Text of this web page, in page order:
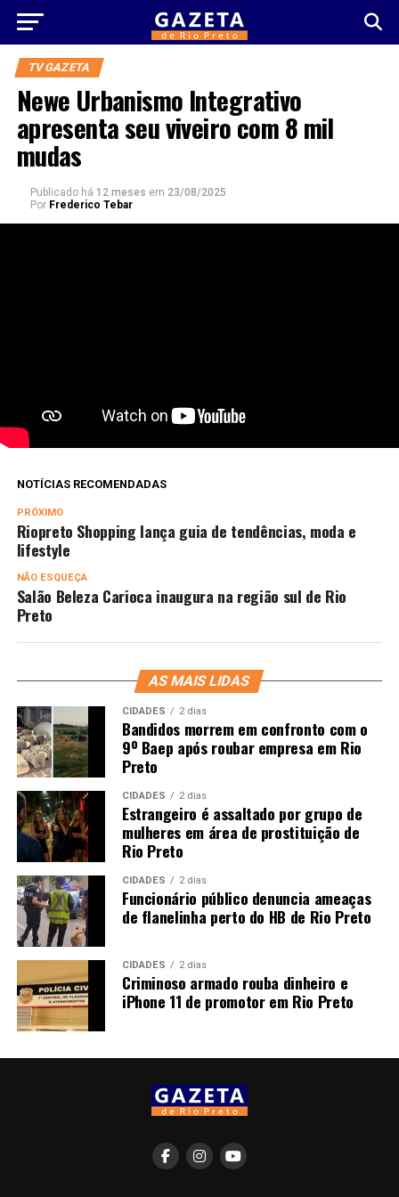
TV GAZETA
Newe Urbanismo Integrativo
apresenta seu viveiro com 8 mil
mudas
Publicado há 12 meses em 23/08/2025
Por Frederico Tebar
NOTÍCIAS RECOMENDADAS
PRÓXIMO
Riopreto Shopping lança guia de tendências, moda e
lifestyle
NÃO ESQUEÇA
Salão Beleza Carioca inaugura na região sul de Rio
Preto
AS MAIS LIDAS
CIDADES 2 dias
Bandidos morrem em confronto com o
9º Baep após roubar empresa em Rio
Preto
CIDADES 2 dias
Estrangeiro é assaltado por grupo de
mulheres em área de prostituição de
Rio Preto
CIDADES 2 dias
Funcionário público denuncia ameaças
de flanelinha perto do HB de Rio Preto
CIDADES 2 dias
Criminoso armado rouba dinheiro e
iPhone 11 de promotor em Rio Preto